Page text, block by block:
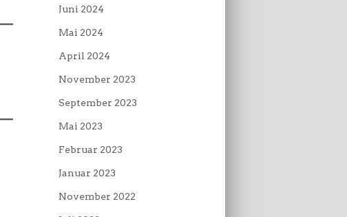
Juni 2024
Mai 2024
April 2024
November 2023
September 2023
Mai 2023
Februar 2023
Januar 2023
November 2022